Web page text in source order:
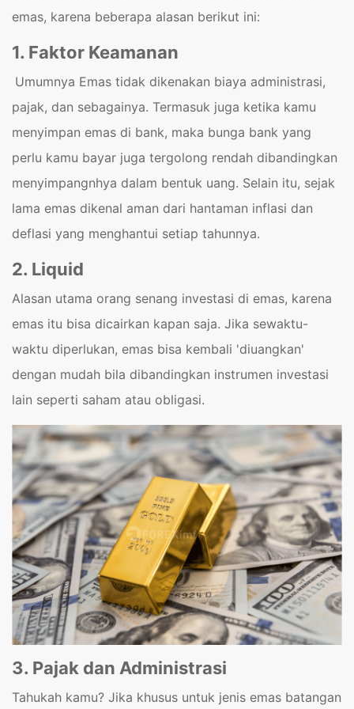
emas, karena beberapa alasan berikut ini:
1. Faktor Keamanan
Umumnya Emas tidak dikenakan biaya administrasi,
pajak, dan sebagainya. Termasuk juga ketika kamu
menyimpan emas di bank, maka bunga bank yang
perlu kamu bayar juga tergolong rendah dibandingkan
menyimpangnhya dalam bentuk uang. Selain itu, sejak
lama emas dikenal aman dari hantaman inflasi dan
deflasi yang menghantui setiap tahunnya.
2. Liquid
Alasan utama orang senang investasi di emas, karena
emas itu bisa dicairkan kapan saja. Jika sewaktu-
waktu diperlukan, emas bisa kembali 'diuangkan'
dengan mudah bila dibandingkan instrumen investasi
lain seperti saham atau obligasi.
3. Pajak dan Administrasi
Tahukah kamu? Jika khusus untuk jenis emas batangan